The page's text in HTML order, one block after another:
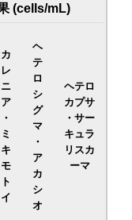
(cells/mL)
カ
レ
ニ
ア
・
ミ
キ
モ
ト
イ
ヘ
テ
ロ
シ
グ
マ
・
ア
カ
シ
オ
ヘテロ
カプサ
・サー
キュラ
リスカ
ーマ